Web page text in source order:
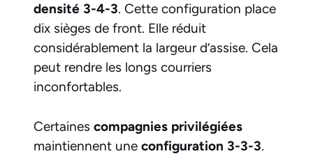
densité 3-4-3. Cette configuration place
dix sièges de front. Elle réduit
considérablement la largeur d’assise. Cela
peut rendre les longs courriers
inconfortables.
Certaines compagnies privilégiées
maintiennent une configuration 3-3-3.